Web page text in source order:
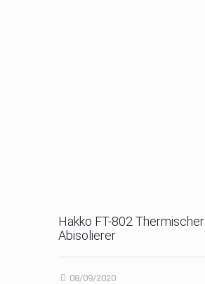
Hakko FT-802 Thermischer
Abisolierer
08/09/2020